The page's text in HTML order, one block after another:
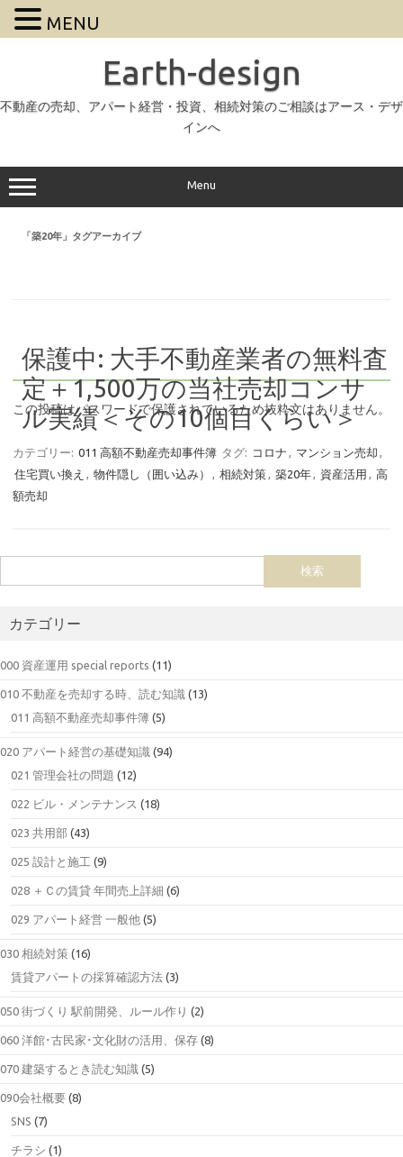
Earth-design
不動産の売却、アパート経営・投資、相続対策のご相談はアース・デザ
インへ
Menu
「築20年 」タグアーカイブ
保護中: 大手不動産業者の無料査
定＋1,500万の当社売却コンサ
ル実績＜その10個目くらい＞
この投稿はパスワードで保護されているため抜粋文はありません。
カテゴリー: 011 高額不動産売却事件簿 タグ: コロナ , マンション売却 ,
住宅買い換え , 物件隠し（囲い込み） , 相続対策, 築20年, 資産活用 , 高
額売却
カテゴリー
000 資産運用 special reports (11)
010 不動産を売却する時、読む知識 (13)
011 高額不動産売却事件簿 (5)
020 アパート経営の基礎知識 (94)
021 管理会社の問題 (12)
022 ビル・メンテナンス (18)
023 共用部 (43)
025 設計と施工 (9)
028 ＋Ｃの賃貸 年間売上詳細 (6)
029 アパート経営 一般他 (5)
030 相続対策 (16)
賃貸アパートの採算確認方法 (3)
050 街づくり 駅前開発、ルール作り (2)
060 洋館･古民家･文化財の活用、保存 (8)
070 建築するとき読む知識 (5)
090会社概要 (8)
SNS (7)
チラシ (1)
MENU